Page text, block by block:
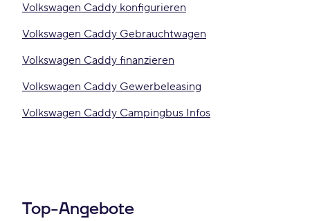
Volkswagen Caddy konfigurieren
Volkswagen Caddy Gebrauchtwagen
Volkswagen Caddy finanzieren
Volkswagen Caddy Gewerbeleasing
Volkswagen Caddy Campingbus Infos
Top-Angebote